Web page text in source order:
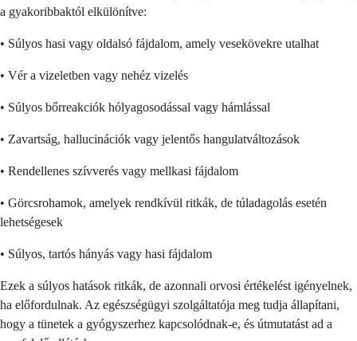
a gyakoribbaktól elkülönítve:
• Súlyos hasi vagy oldalsó fájdalom, amely vesekövekre utalhat
• Vér a vizeletben vagy nehéz vizelés
• Súlyos bőrreakciók hólyagosodással vagy hámlással
• Zavartság, hallucinációk vagy jelentős hangulatváltozások
• Rendellenes szívverés vagy mellkasi fájdalom
• Görcsrohamok, amelyek rendkívül ritkák, de túladagolás esetén
lehetségesek
• Súlyos, tartós hányás vagy hasi fájdalom
Ezek a súlyos hatások ritkák, de azonnali orvosi értékelést igényelnek,
ha előfordulnak. Az egészségügyi szolgáltatója meg tudja állapítani,
hogy a tünetek a gyógyszerhez kapcsolódnak-e, és útmutatást ad a